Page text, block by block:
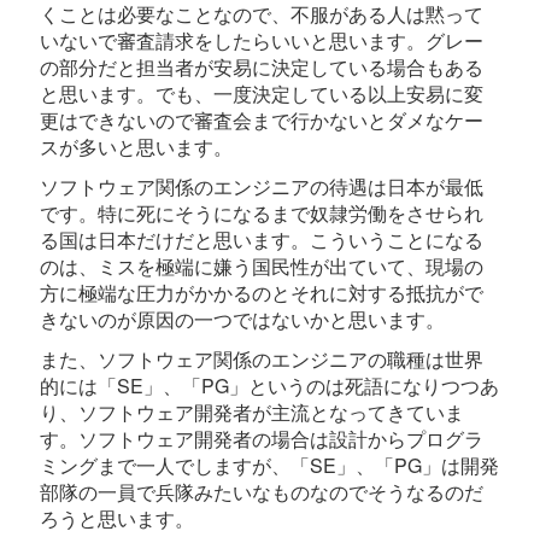
くことは必要なことなので、不服がある人は黙って
いないで審査請求をしたらいいと思います。グレー
の部分だと担当者が安易に決定している場合もある
と思います。でも、一度決定している以上安易に変
更はできないので審査会まで行かないとダメなケー
スが多いと思います。
ソフトウェア関係のエンジニアの待遇は日本が最低
です。特に死にそうになるまで奴隷労働をさせられ
る国は日本だけだと思います。こういうことになる
のは、ミスを極端に嫌う国民性が出ていて、現場の
方に極端な圧力がかかるのとそれに対する抵抗がで
きないのが原因の一つではないかと思います。
また、ソフトウェア関係のエンジニアの職種は世界
的には「SE」、「PG」というのは死語になりつつあ
り、ソフトウェア開発者が主流となってきていま
す。ソフトウェア開発者の場合は設計からプログラ
ミングまで一人でしますが、「SE」、「PG」は開発
部隊の一員で兵隊みたいなものなのでそうなるのだ
ろうと思います。